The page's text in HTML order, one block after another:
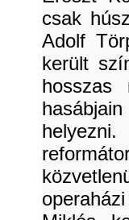
csak
Adolf
került
hosszas